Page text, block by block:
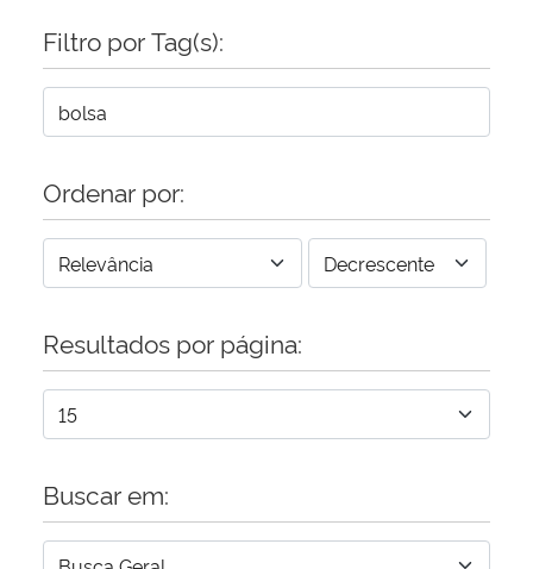
Filtro por Tag(s):
Ordenar por:
Resultados por página:
Buscar em: